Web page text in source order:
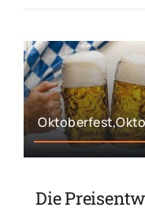
Die